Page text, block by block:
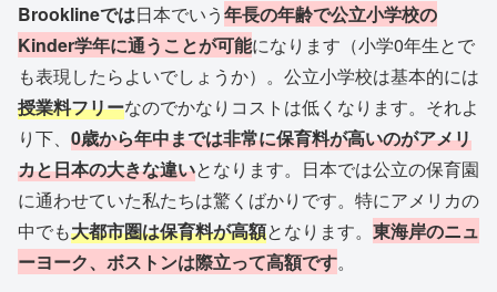
Brooklineでは日本でいう年長の年齢で公立小学校の
Kinder学年に通うことが可能になります（小学0年生とで
も表現したらよいでしょうか）。公立小学校は基本的には
授業料フリーなのでかなりコストは低くなります。それよ
り下、 0歳から年中までは非常に保育料が高いのがアメリ
カと日本の大きな違いとなります。日本では公立の保育園
に通わせていた私たちは驚くばかりです。特にアメリカの
中でも大都市圏は保育料が高額となります。 東海岸のニュ
ーヨーク、ボストンは際立って高額です。